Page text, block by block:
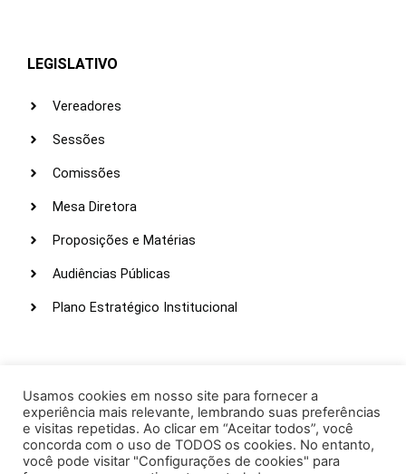
LEGISLATIVO
Vereadores
Sessões
Comissões
Mesa Diretora
Proposições e Matérias
Audiências Públicas
Plano Estratégico Institucional
Webmail
Intranet
Administração
Usamos cookies em nosso site para fornecer a
experiência mais relevante, lembrando suas preferências
e visitas repetidas. Ao clicar em “Aceitar todos”, você
concorda com o uso de TODOS os cookies. No entanto,
você pode visitar "Configurações de cookies" para